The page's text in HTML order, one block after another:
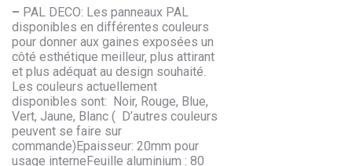
– PAL DECO: Les panneaux PAL
disponibles en différentes couleurs
pour donner aux gaines exposées un
côté esthétique meilleur, plus attirant
et plus adéquat au design souhaité.
Les couleurs actuellement
disponibles sont: Noir, Rouge, Blue,
Vert, Jaune, Blanc ( D’autres couleurs
peuvent se faire sur
commande)Epaisseur: 20mm pour
usage interneFeuille aluminium : 80